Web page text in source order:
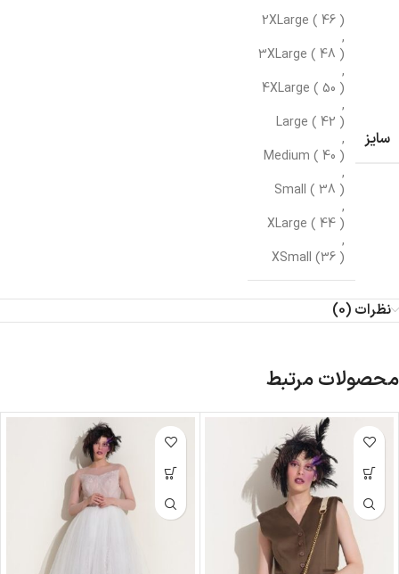
سایز
2XLarge ( 46 )
,
3XLarge ( 48 )
,
4XLarge ( 50 )
,
Large ( 42 )
,
Medium ( 40 )
,
Small ( 38 )
,
XLarge ( 44 )
,
XSmall (36 )
نظرات (0)
محصولات مرتبط